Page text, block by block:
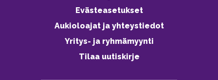
Evästeasetukset
Aukioloajat ja yhteystiedot
Yritys- ja ryhmämyynti
Tilaa uutiskirje